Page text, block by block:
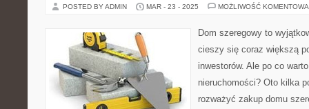
POSTED BY ADMIN MAR - 23 - 2025 MOŻLIWOŚĆ
Dom szeregowy to
cieszy się coraz większą
inwestorów. Ale po co
nieruchomości? Oto kilka
rozważyć zakup domu